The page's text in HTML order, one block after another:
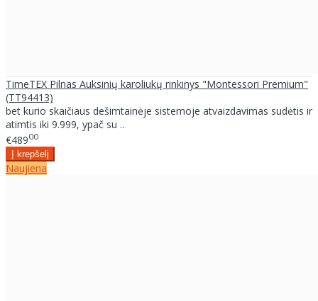
TimeTEX Pilnas Auksinių karoliukų rinkinys "Montessori Premium"
(TT94413)
bet kurio skaičiaus dešimtainėje sistemoje atvaizdavimas sudėtis ir
atimtis iki 9.999, ypač su ..
€48900
Naujiena